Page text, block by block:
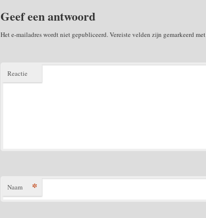
Geef een antwoord
Het e-mailadres wordt niet gepubliceerd.Vereiste velden zijn gemarkeerd met
Reactie
Naam *